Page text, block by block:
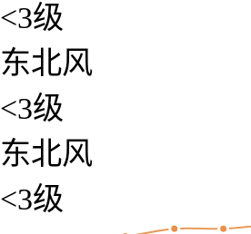
<3级
东北风
<3级
东北风
<3级